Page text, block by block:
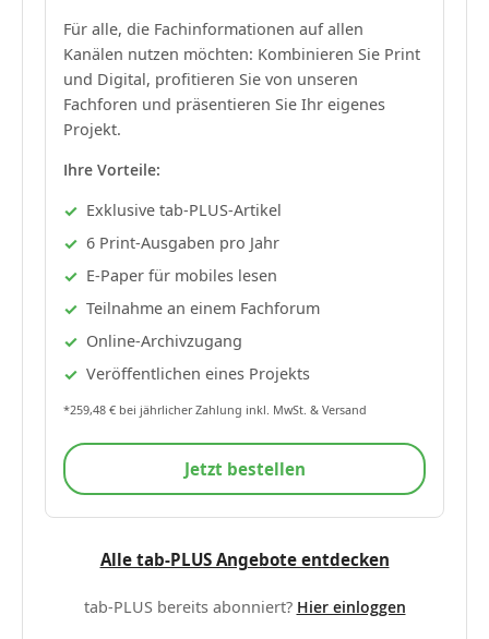
Für alle, die Fachinformationen auf allen
Kanälen nutzen möchten: Kombinieren Sie Print
und Digital, profitieren Sie von unseren
Fachforen und präsentieren Sie Ihr eigenes
Projekt.
Ihre Vorteile:
Exklusive tab-PLUS-Artikel
6 Print-Ausgaben pro Jahr
E-Paper für mobiles lesen
Teilnahme an einem Fachforum
Online-Archivzugang
Veröffentlichen eines Projekts
*259,48 € bei jährlicher Zahlung inkl. MwSt. & Versand
Jetzt bestellen
Alle tab-PLUS Angebote entdecken
tab-PLUS bereits abonniert? Hier einloggen